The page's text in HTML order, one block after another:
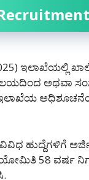
ಇಲಾಖೆಯಲ್ಲಿ
ಅಥವಾ
ಇಲಾಖೆಯ
ಹುದ್ದೆಗಳಿಗೆ ಅರ್ಜಿ
58 ವರ್ಷ